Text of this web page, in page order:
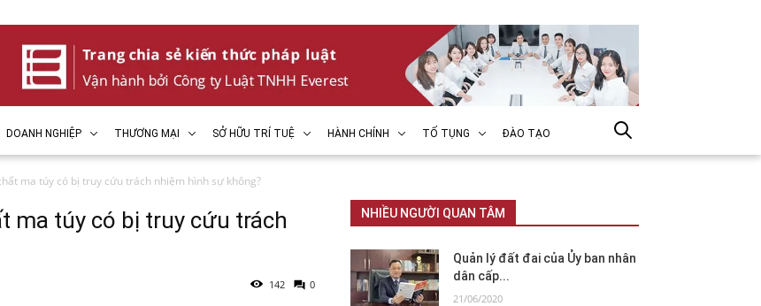
DOANH NGHIỆP THƯƠNG MẠI SỞ HỮU TRÍ TUỆ HÀNH CHÍNH TỐ TỤNG ĐÀO TẠO
ma túy có bị truy cứu trách nhiệm hình sự không?
ma túy có bị truy cứu trách
142 0
NHIỀU NGƯỜI QUAN TÂM
Quản lý đất đai của Ủy ban nhân
dân cấp...
21/06/2020